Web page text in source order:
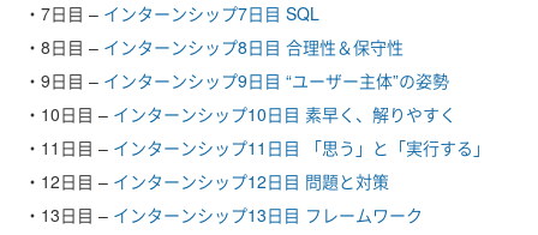
・7日目 – インターンシップ7日目 SQL
・8日目 – インターンシップ8日目 合理性＆保守性
・9日目 – インターンシップ9日目 “ユーザー主体”の姿勢
・10日目 – インターンシップ10日目 素早く、解りやすく
・11日目 – インターンシップ11日目 「思う」と「実行する」
・12日目 – インターンシップ12日目 問題と対策
・13日目 – インターンシップ13日目 フレームワーク